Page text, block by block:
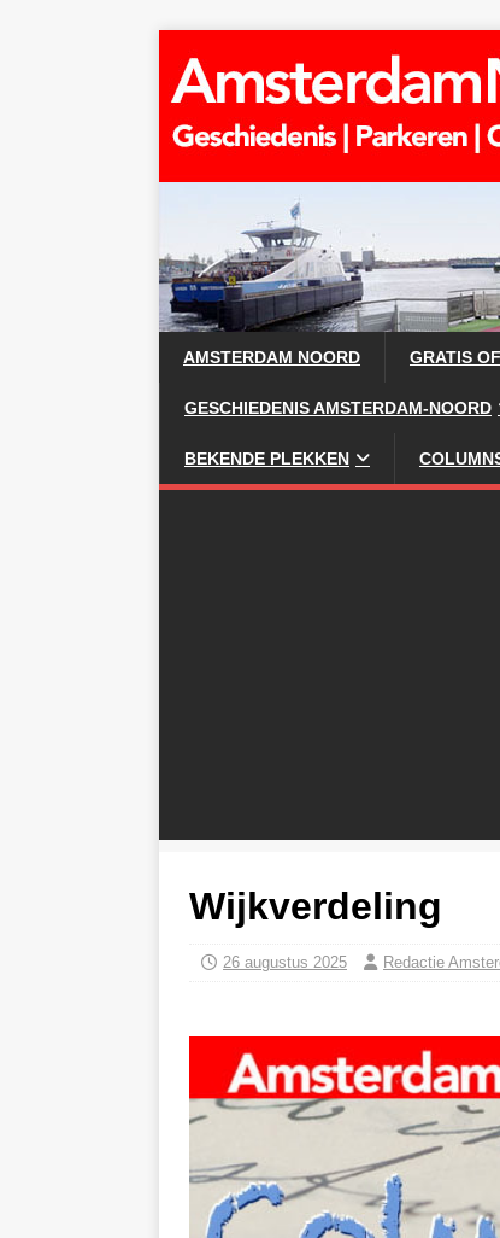
AMSTERDAM NOORD GRATIS
GESCHIEDENIS AMSTERDAM-NOORD
BEKENDE PLEKKEN
Wijkverdeling
26 augustus 2025 Redactie